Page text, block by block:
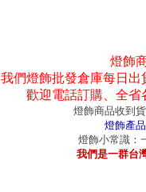
燈飾
我們燈飾批發倉庫每日
歡迎電話訂購、全
燈飾商品收到
燈飾產
燈飾小常識：
我們是一群台